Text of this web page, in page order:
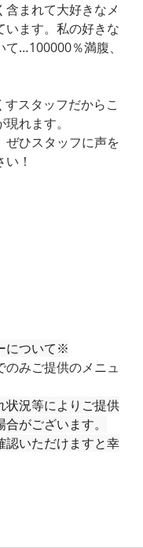
含まれて大好きなメ
います。私の好きな
て…100000％満腹、
スタッフだからこ
れます。
ぜひスタッフに声を
！
について※
のみご提供のメニュ
状況等によりご提供
がございます。
認いただけますと幸